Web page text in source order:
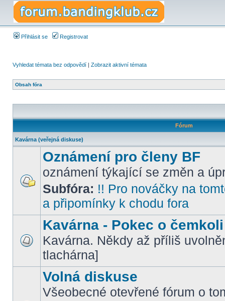
Přihlásit se Registrovat
Vyhledat témata bez odpovědí | Zobrazit aktivní témata
Obsah fóra
Fórum
Kavárna (veřejná diskuse)
Oznámení pro členy BF
oznámení týkající se změn a
Subfóra: !! Pro nováčky na
a připomínky k chodu fora
Kavárna - Pokec o čemkoli
Kavárna. Někdy až příliš
tlachárna]
Volná diskuse
Všeobecné otevřené fórum o